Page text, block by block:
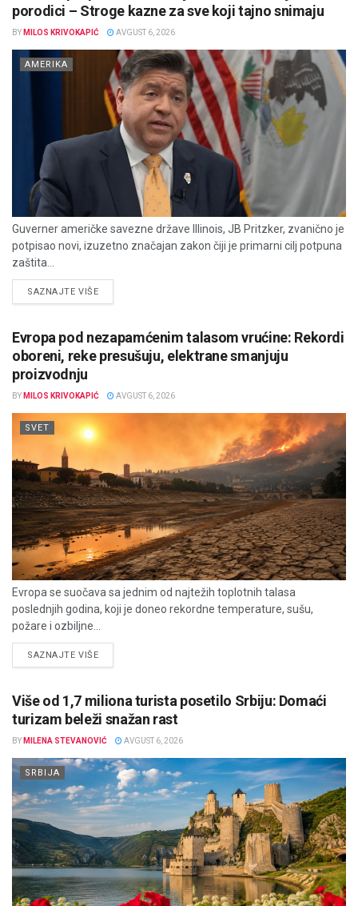
porodici – Stroge kazne za sve koji tajno snimaju
BY MILOS KRIVOKAPIĆ AVGUST 6, 2026
AMERIKA
Guverner američke savezne države Illinois, JB Pritzker, zvanično je
potpisao novi, izuzetno značajan zakon čiji je primarni cilj potpuna
zaštita...
SAZNAJTE VIŠEDETAILS
Evropa pod nezapamćenim talasom vrućine: Rekordi
oboreni, reke presušuju, elektrane smanjuju
proizvodnju
BY MILOS KRIVOKAPIĆ AVGUST 6, 2026
SVET
Evropa se suočava sa jednim od najtežih toplotnih talasa
poslednjih godina, koji je doneo rekordne temperature, sušu,
požare i ozbiljne...
SAZNAJTE VIŠEDETAILS
Više od 1,7 miliona turista posetilo Srbiju: Domaći
turizam beleži snažan rast
BY MILENA STEVANOVIĆ AVGUST 6, 2026
SRBIJA